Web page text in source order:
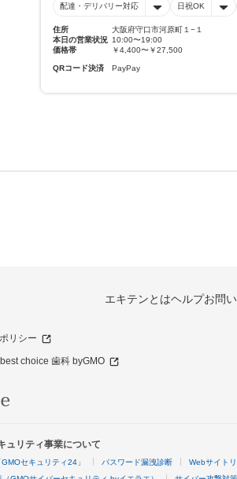
配達・デリバリー対応 日祝OK
住所
大阪府守口市河原町１−１
本日の営業状況 10:00〜19:00
価格帯
￥4,400〜￥27,500
QRコード決済 PayPay
エキテンとはヘルプお問
リシー
best choice 歯科 byGMO
ュリティ事業について
セキュリティ24」 パスワード漏洩診断 Webサイト